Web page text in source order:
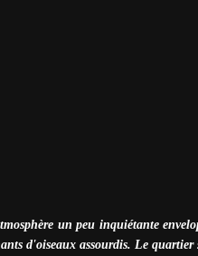
un peu inquiétante
d'oiseaux assourdis. Le quartier